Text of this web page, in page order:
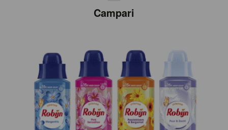
Campari